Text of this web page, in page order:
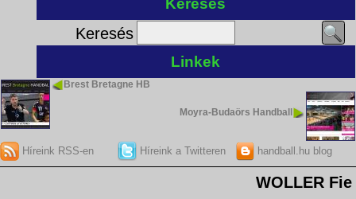
Keresés
Keresés
Linkek
Brest Bretagne HB
Moyra-Budaörs Handball
Híreink RSS-en Híreink a Twitteren handball.hu blog
WOLLER Fie